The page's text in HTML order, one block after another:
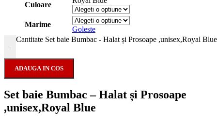
Culoare
Marime
Goleste
-
Cantitate Set baie Bumbac - Halat și Prosoape ,unisex,Royal Blue
ADAUGA IN COS
Set baie Bumbac – Halat și Prosoape
,unisex,Royal Blue